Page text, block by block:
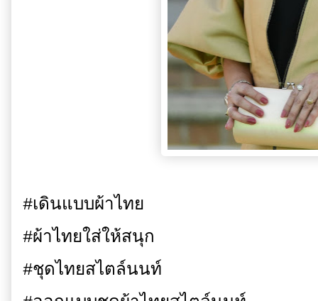
#เดินแบบผ้าไทย
#ผ้าไทยใส่ให้สนุก
#ชุดไทยสไตล์นนท์